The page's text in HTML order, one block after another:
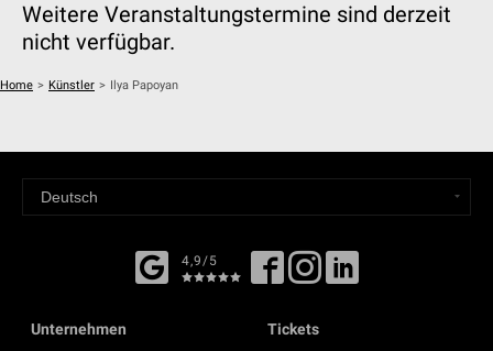
Weitere Veranstaltungstermine sind derzeit
nicht verfügbar.
Home > Künstler > Ilya Papoyan
4,9/5
Unternehmen Tickets